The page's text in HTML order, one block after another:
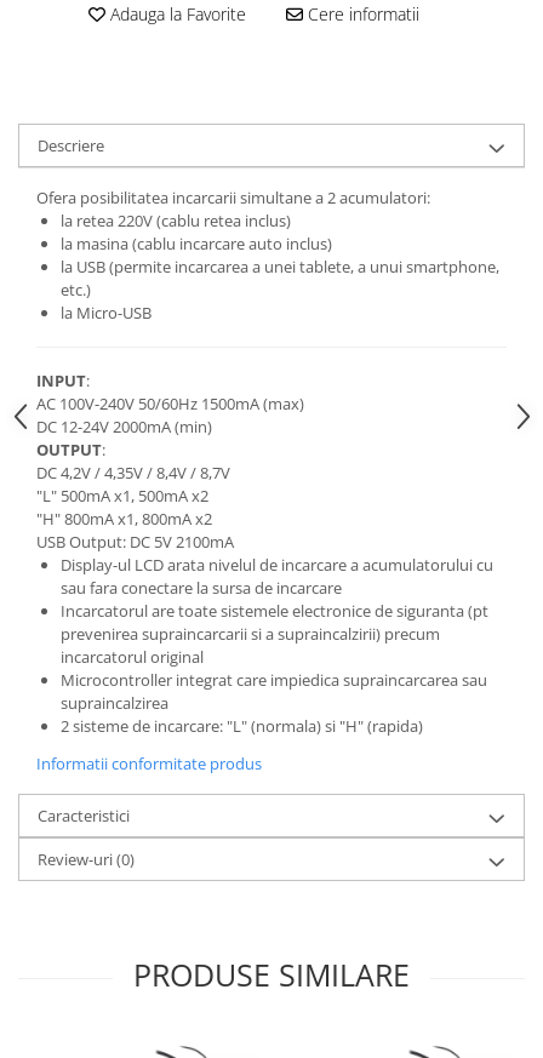
Produse de bucatarie kjøk
Cutite kjøk
Pachete Promo
Incarcatoare & acumulatori
E27
Blițuri și lumini foto/video
Cablu date
tableta
Telefoane mobile
Casti
Telefoane mobile
Custi aparate foto-video
Incarcatoare auto
Telefoane mobile
Adauga la Favorite Cere informatii
Descriere
Ofera posibilitatea incarcarii simultane a 2 acumulatori:
la retea 220V (cablu retea inclus)
la masina (cablu incarcare auto inclus)
la USB (permite incarcarea a unei tablete, a unui smartphone,
etc.)
la Micro-USB
INPUT:
AC 100V-240V 50/60Hz 1500mA (max)
DC 12-24V 2000mA (min)
OUTPUT:
DC 4,2V / 4,35V / 8,4V / 8,7V
"L" 500mA x1, 500mA x2
"H" 800mA x1, 800mA x2
USB Output: DC 5V 2100mA
Display-ul LCD arata nivelul de incarcare a acumulatorului cu
sau fara conectare la sursa de incarcare
Incarcatorul are toate sistemele electronice de siguranta (pt
prevenirea supraincarcarii si a supraincalzirii) precum
incarcatorul original
Microcontroller integrat care impiedica supraincarcarea sau
supraincalzirea
2 sisteme de incarcare: "L" (normala) si "H" (rapida)
Informatii conformitate produs
Caracteristici
Review-uri(0)
PRODUSE SIMILARE